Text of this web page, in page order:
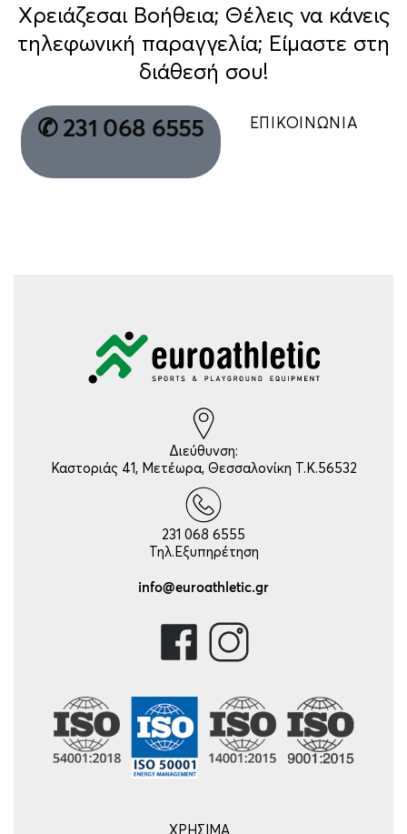
Χρειάζεσαι Βοήθεια; Θέλεις να κάνεις
τηλεφωνική παραγγελία; Είμαστε στη
διάθεσή σου!
✆ 231 068 6555 ΕΠΙΚΟΙΝΩΝΙΑ
Διεύθυνση:
Καστοριάς 41, Μετέωρα, Θεσσαλονίκη Τ.Κ.56532
231 068 6555
Τηλ.Εξυπηρέτηση
info@euroathletic.gr
ΧΡΗΣΙΜΑ